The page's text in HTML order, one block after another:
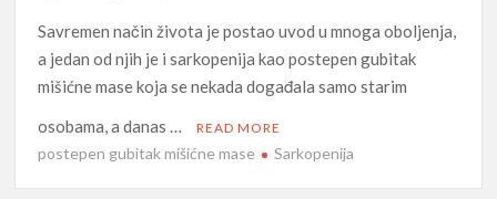
Savremen način života je postao uvod u mnoga oboljenja,
a jedan od njih je i sarkopenija kao postepen gubitak
mišićne mase koja se nekada događala samo starim
osobama, a danas …
READ MORE
postepen gubitak mišićne mase Sarkopenija